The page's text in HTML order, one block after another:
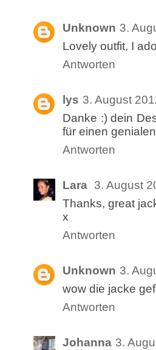
Unknown 3.
Lovely outfit, I
Antworten
lys 3. August
Danke :) dein
für einen
Antworten
Lara 3. August
Thanks, great
x
Antworten
Unknown 3.
wow die jacke
Antworten
Johanna 3.